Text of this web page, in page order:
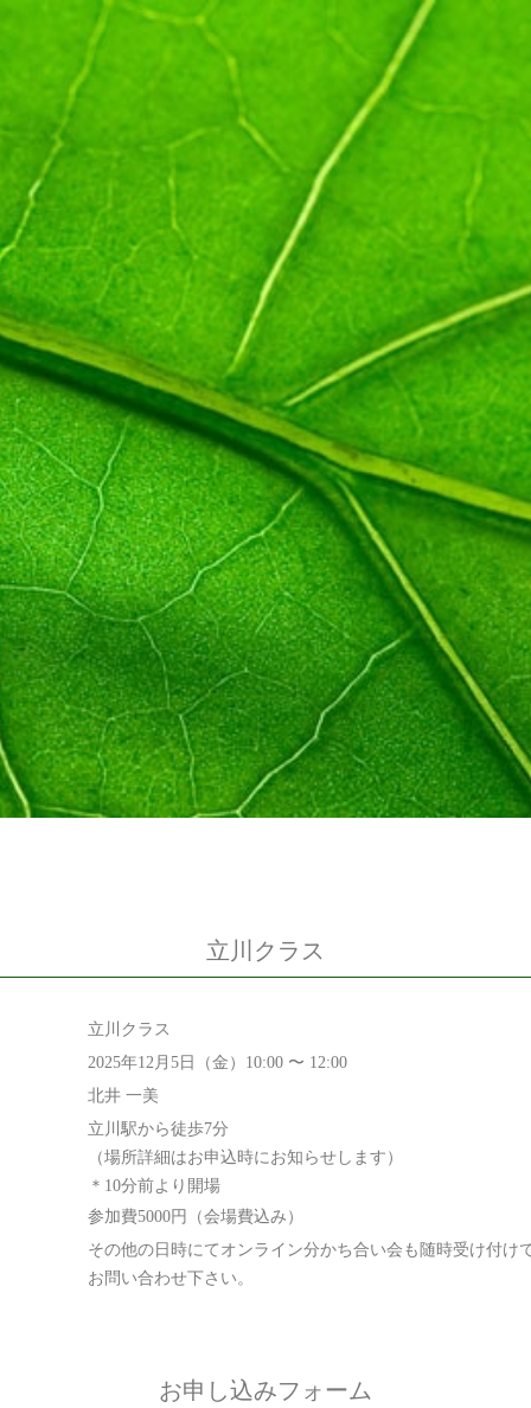
立川クラス
立川クラス
2025年12月5日（金）10:00 〜 12:00
北井 一美
立川駅から徒歩7分
（場所詳細はお申込時にお知らせします）
＊10分前より開場
参加費5000円（会場費込み）
その他の日時にてオンライン分かち合い会も随時受け付け
お問い合わせ下さい。
お申し込みフォーム